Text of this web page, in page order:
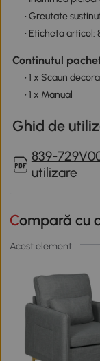
• Greutate
• Eticheta articol:
Continutul
• 1 x Scaun
• 1 x Manual
Ghid de
839-
utilizare
Compară
Acest element